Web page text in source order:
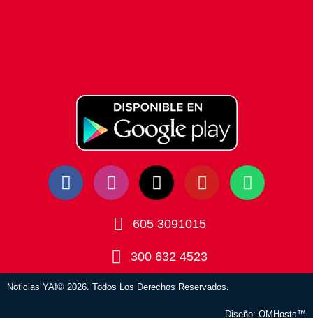
605 3091015
300 632 4523
Noticias YA!© 2026. Todos Los Derechos Reservados.
Diseño: OMHosts™